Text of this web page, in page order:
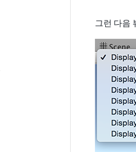
그런 다음